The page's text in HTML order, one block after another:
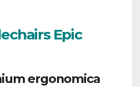
Epic
ergonomica